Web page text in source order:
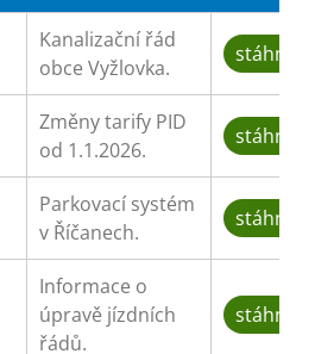
Kanalizační řád
obce Vyžlovka.
Změny tarify PID
od 1.1.2026.
Parkovací systém
v Říčanech.
Informace o
úpravě jízdních
řádů.